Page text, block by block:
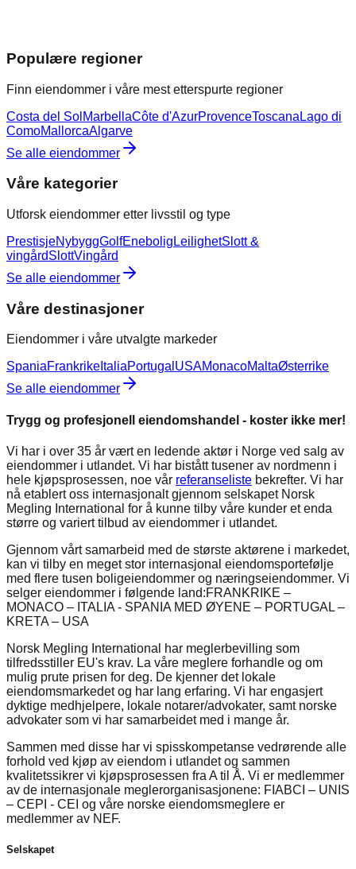
Populære regioner
Finn eiendommer i våre mest etterspurte regioner
Costa del Sol MarbellaCôte d'AzurProvenceToscana Lago di
ComoMallorcaAlgarve
Se alle eiendommer
Våre kategorier
Utforsk eiendommer etter livsstil og type
PrestisjeNybyggGolfEnebolig LeilighetSlott &
vingårdSlottVingård
Se alle eiendommer
Våre destinasjoner
Eiendommer i våre utvalgte markeder
SpaniaFrankrike ItaliaPortugal USAMonacoMaltaØsterrike
Se alle eiendommer
Trygg og profesjonell eiendomshandel - koster ikke mer!
Vi har i over 35 år vært en ledende aktør i Norge ved salg av
eiendommer i utlandet. Vi har bistått tusener av nordmenn i
hele kjøpsprosessen, noe vår referanseliste bekrefter. Vi har
nå etablert oss internasjonalt gjennom selskapet Norsk
Megling International for å kunne tilby våre kunder et enda
større og variert tilbud av eiendommer i utlandet.
Gjennom vårt samarbeid med de største aktørene i markedet,
kan vi tilby en meget stor internasjonal eiendomsportefølje
med flere tusen boligeiendommer og næringseiendommer. Vi
selger eiendommer i følgende land:FRANKRIKE –
MONACO – ITALIA - SPANIA MED ØYENE – PORTUGAL –
KRETA – USA
Norsk Megling International har meglerbevilling som
tilfredsstiller EU's krav. La våre meglere forhandle og om
mulig prute prisen for deg. De kjenner det lokale
eiendomsmarkedet og har lang erfaring. Vi har engasjert
dyktige medhjelpere, lokale notarer/advokater, samt norske
advokater som vi har samarbeidet med i mange år.
Sammen med disse har vi spisskompetanse vedrørende alle
forhold ved kjøp av eiendom i utlandet og sammen
kvalitetssikrer vi kjøpsprosessen fra A til Å. Vi er medlemmer
av de internasjonale meglerorganisasjonene: FIABCI – UNIS
– CEPI - CEI og våre norske eiendomsmeglere er
medlemmer av NEF.
Selskapet